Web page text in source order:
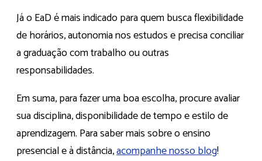
Já o EaD é mais indicado para quem busca flexibilidade
de horários, autonomia nos estudos e precisa conciliar
a graduação com trabalho ou outras
responsabilidades.
Em suma, para fazer uma boa escolha, procure avaliar
sua disciplina, disponibilidade de tempo e estilo de
aprendizagem. Para saber mais sobre o ensino
presencial e à distância,acompanhe nosso blog!